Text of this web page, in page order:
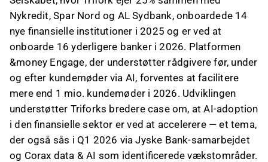
Nykredit, Spar Nord og AL Sydbank, onboardede 14
nye finansielle institutioner i 2025 og er ved at
onboarde 16 yderligere banker i 2026. Platformen
&money Engage, der understøtter rådgivere før, under
og efter kundemøder via AI, forventes at facilitere
mere end 1 mio. kundemøder i 2026. Udviklingen
understøtter Triforks bredere case om, at AI-adoption
i den finansielle sektor er ved at accelerere — et tema,
der også sås i Q1 2026 via Jyske Bank-samarbejdet
og Corax data & AI som identificerede vækstområder.